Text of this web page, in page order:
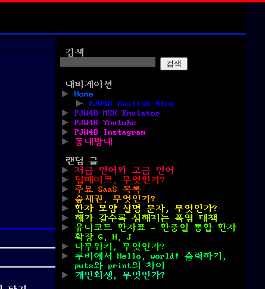
검색
검색
내비게이션
Home
PJW48 English Blog
PJW48 MSX Emulator
PJW48 Youtube
PJW48 Instagram
동네방네
랜덤 글
저급 언어와 고급 언어
딥페이크, 무엇인가?
주요 SaaS 목록
숲세권, 무엇인가?
한자 모양 설명 문자, 무엇인가?
해가 갈수록 심해지는 폭염 대책
유니코드 한자표 – 한중일 통합 한자
확장 G, H, J
나무위키, 무엇인가?
루비에서 Hello, world! 출력하기,
puts와 print의 차이
개인회생, 무엇인가?